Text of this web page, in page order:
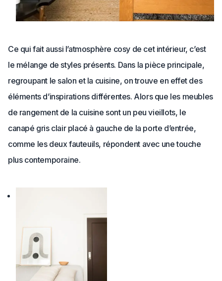
Ce qui fait aussi l’atmosphère cosy de cet intérieur, c’est
le mélange de styles présents. Dans la pièce principale,
regroupant le salon et la cuisine, on trouve en effet des
éléments d’inspirations différentes. Alors que les meubles
de rangement de la cuisine sont un peu vieillots, le
canapé gris clair placé à gauche de la porte d’entrée,
comme les deux fauteuils, répondent avec une touche
plus contemporaine.